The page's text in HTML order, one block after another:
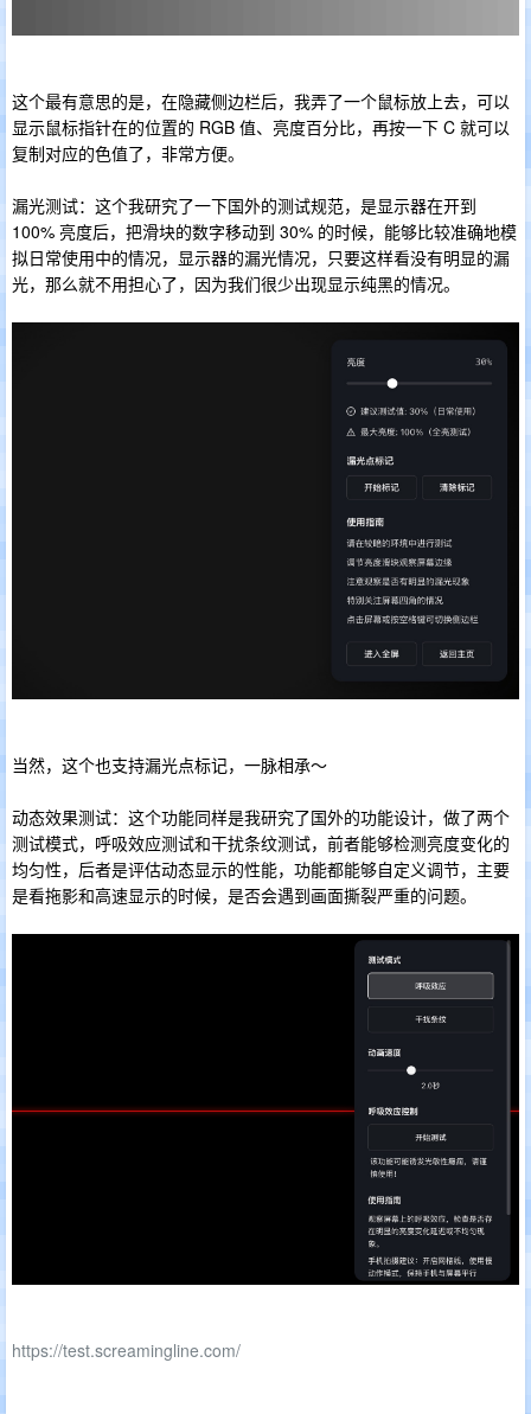
这个最有意思的是，在隐藏侧边栏后，我弄了一个鼠标放上去，可以
显示鼠标指针在的位置的 RGB 值、亮度百分比，再按一下 C 就可以
复制对应的色值了，非常方便。
漏光测试：这个我研究了一下国外的测试规范，是显示器在开到
100% 亮度后，把滑块的数字移动到 30% 的时候，能够比较准确地模
拟日常使用中的情况，显示器的漏光情况，只要这样看没有明显的漏
光，那么就不用担心了，因为我们很少出现显示纯黑的情况。
当然，这个也支持漏光点标记，一脉相承～
动态效果测试：这个功能同样是我研究了国外的功能设计，做了两个
测试模式，呼吸效应测试和干扰条纹测试，前者能够检测亮度变化的
均匀性，后者是评估动态显示的性能，功能都能够自定义调节，主要
是看拖影和高速显示的时候，是否会遇到画面撕裂严重的问题。
https://test.screamingline.com/